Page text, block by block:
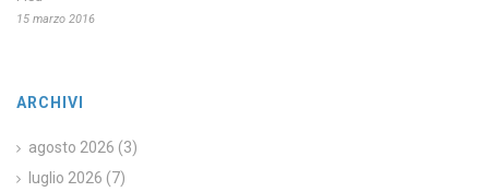
15 marzo 2016
ARCHIVI
agosto 2026 (3)
luglio 2026 (7)